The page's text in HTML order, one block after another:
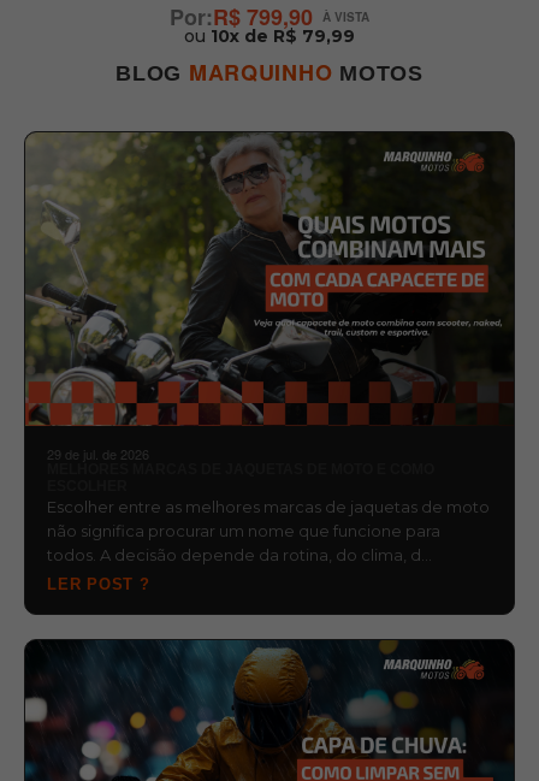
R$ 799,90
ou 10x de R$ 79,99
BLOG MARQUINHO MOTOS
29 de jul. de 2026
Escolher entre as melhores marcas de jaquetas de moto
não significa procurar um nome que funcione para
todos. A decisão depende da rotina, do clima, d…
LER POST ?